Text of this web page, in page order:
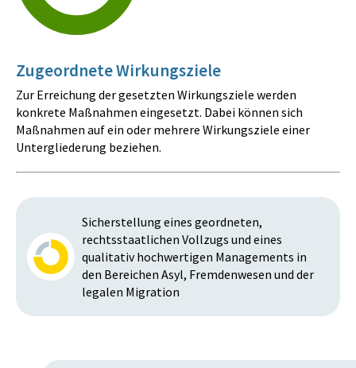
Zugeordnete Wirkungsziele
Zur Erreichung der gesetzten Wirkungsziele werden
konkrete Maßnahmen eingesetzt. Dabei können sich
Maßnahmen auf ein oder mehrere Wirkungsziele einer
Untergliederung beziehen.
Sicherstellung eines geordneten,
rechtsstaatlichen Vollzugs und eines
qualitativ hochwertigen Managements in
den Bereichen Asyl, Fremdenwesen und der
legalen Migration